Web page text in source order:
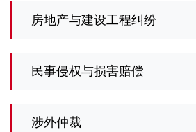
房地产与建设工程纠纷
民事侵权与损害赔偿
涉外仲裁